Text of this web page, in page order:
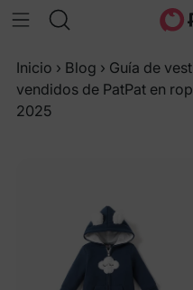
Inicio › Blog › Guía de
vendidos de PatPat en
2025